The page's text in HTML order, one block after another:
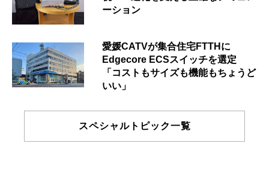
ーション
愛媛CATVが集合住宅FTTHに
Edgecore ECSスイッチを選定
「コストもサイズも機能もちょうど
いい」
スペシャルトピック一覧